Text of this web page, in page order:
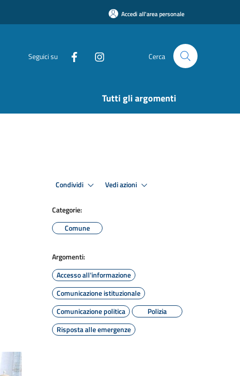
Accedi all'area personale
Seguici su Cerca
Tutti gli argomenti
Condividi Vedi azioni
Categorie:
Comune
Argomenti:
Accesso all'informazione
Comunicazione istituzionale
Comunicazione politica
Polizia
Risposta alle emergenze